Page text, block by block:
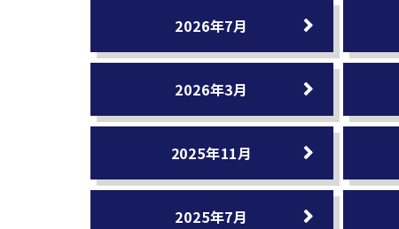
2026年7月
2026年3月
2025年11月
2025年7月